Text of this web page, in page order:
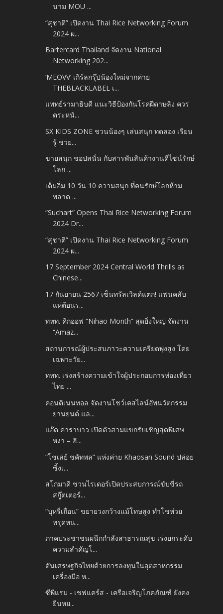
นาม MOU ...
“สุชาติ” เปิดงาน Thai Rice Networking Forum
2024 ผ...
Bartercard Thailand จัดงาน National
Networking 202...
‘MEOVV’ เกิร์ลกรุ๊ปน้องใหม่จากค่าย
THEBLACKLABEL เ...
แพทย์รามาธิบดี แนะวิธีป้องกันโรคฝีดาษลิง ควร
ตระหนั...
SX KIDS ZONE ชวนน้องๆ เล่นสนุก ทดลอง เรียน
รู้ ช่วย...
ขายสนุก ชอปสนั่น กับสารพันสินค้างานดีไซน์รักษ์
โลก ...
เต็มอิ่ม 10 วัน 10 ความสนุก ที่คนรักษ์โลกห้าม
พลาด ...
“Suchart” Opens Thai Rice Networking Forum
2024 Dr...
“สุชาติ” เปิดงาน Thai Rice Networking Forum
2024 ผ...
17 September 2024 Central World Thrills as
Chinese...
17 กันยายน 2567 เซ็นทรัลเวิลด์แตก! แฟนคลับ
แห่ต้อนร...
ททท. คิกออฟ “Nihao Month” สุดยิ่งใหญ่ จัดงาน
“Amaz...
สถานการณ์ผู้ประสบภาวะความเครียดพุ่งสูง โดย
เฉพาะวัย...
ททท. เร่งสร้างความเข้าใจผู้ประกอบการท่องเที่ยว
ไทย ...
คอนติเนนทอล จัดงานโชว์เคสไลน์อัพนวัตกรรม
ยานยนต์ แล...
แอ๊ด คาราบาว เปิดตัวสามแขกรับเชิญสุดพิเศษ
หงา – ฮิ...
“โชเล่ย์ ชคัทพล” แห่งค่าย Khaosan Sound ปล่อย
ซิ้งเ...
สโกมาดิ ชวนไรเดอร์เปิดประสบการณ์ขับขี่รถ
สกู๊ตเตอร์...
“บุหรี่เถื่อน” ขยายวงกว้างแม้โทษสูง ทำโชห่วย
ทรุดหน...
ภาคประชาชนผนึกกำลังสาธารณสุข เร่งยกระดับ
ความสำคัญโ...
ดันเศรษฐกิจไทยด้วยการลงทุนในอุตสาหกรรม
เครื่องมือ ห...
ซีพีแรม - เชฟแคร์ส - เครือเจริญโภคภัณฑ์ ยังคง
ยืนหย...